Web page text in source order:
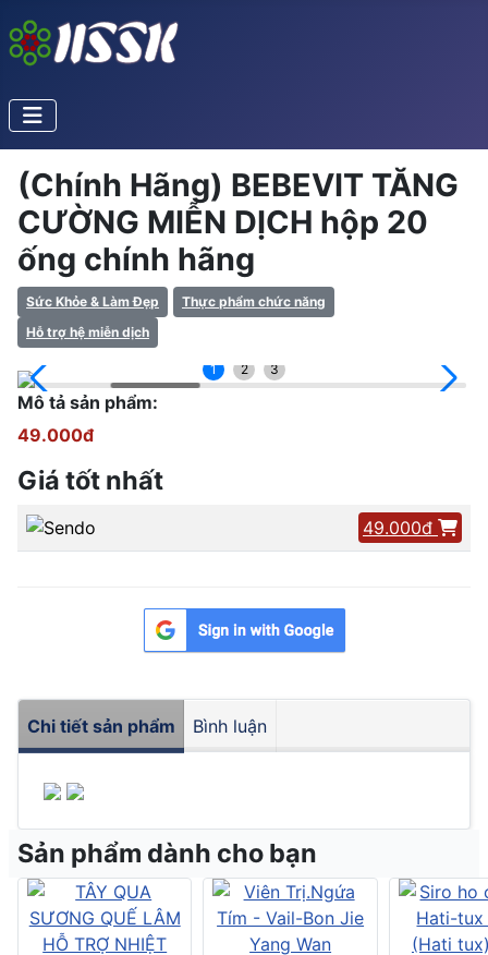
(Chính Hãng) BEBEVIT TĂNG
CƯỜNG MIỄN DỊCH hộp 20
ống chính hãng
Sức Khỏe & Làm Đẹp
Thực phẩm chức năng
Hỗ trợ hệ miễn dịch
1 2 3
Mô tả sản phẩm:
49.000đ
Giá tốt nhất
49.000đ
Chi tiết sản phẩm Bình luận
Sản phẩm dành cho bạn